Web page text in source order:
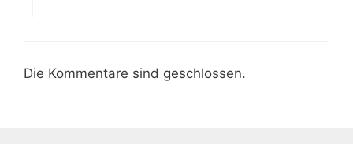
Die Kommentare sind geschlossen.